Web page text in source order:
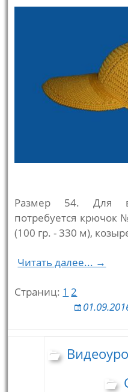
Размер 54. Для
потребуется крючок
(100 гр. - 330 м),
Читать далее... →
Страниц: 1 2